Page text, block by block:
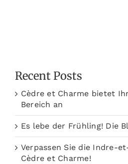
Recent Posts
Cèdre et Charme bietet
Bereich an
Es lebe der Frühling! Die
Verpassen Sie die Indre-
Cèdre et Charme!